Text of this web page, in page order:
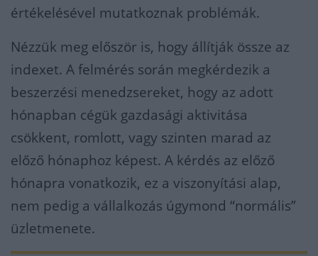
értékelésével mutatkoznak problémák.
Nézzük meg először is, hogy állítják össze az
indexet. A felmérés során megkérdezik a
beszerzési menedzsereket, hogy az adott
hónapban cégük gazdasági aktivitása
csökkent, romlott, vagy szinten marad az
előző hónaphoz képest. A kérdés az előző
hónapra vonatkozik, ez a viszonyítási alap,
nem pedig a vállalkozás úgymond “normális”
üzletmenete.